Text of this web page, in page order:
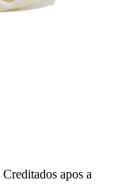
Creditados apos a